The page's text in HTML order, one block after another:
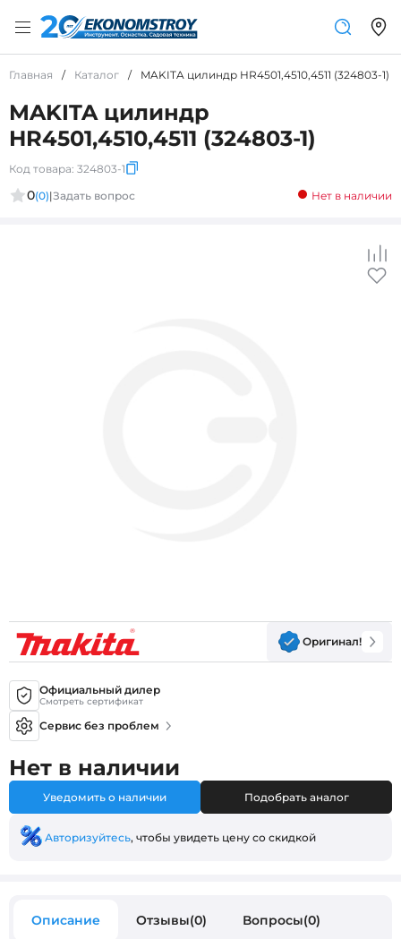
Главная / Каталог / MAKITA цилиндр HR4501,4510,4511 (324803-1)
MAKITA цилиндр
HR4501,4510,4511 (324803-1)
Код товара: 324803-1
0(0)|Задать вопрос Нет в наличии
Оригинал!
Официальный дилер
Смотреть сертификат
Сервис без проблем
Нет в наличии
Уведомить о наличии Подобрать аналог
Авторизуйтесь, чтобы увидеть цену со скидкой
Описание Отзывы(0) Вопросы(0)